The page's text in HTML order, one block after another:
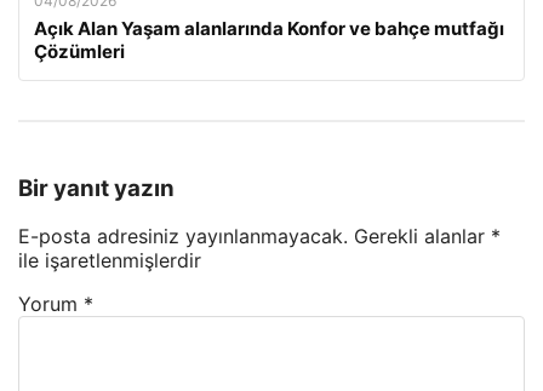
Açık Alan Yaşam alanlarında Konfor ve bahçe mutfağı
Çözümleri
Bir yanıt yazın
E-posta adresiniz yayınlanmayacak. Gerekli alanlar *
ile işaretlenmişlerdir
Yorum *